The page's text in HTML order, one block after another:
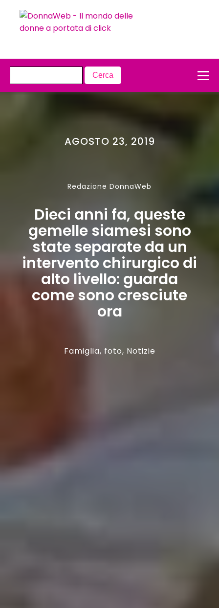
AGOSTO 23, 2019
Redazione DonnaWeb
Dieci anni fa, queste
gemelle siamesi sono
state separate da un
intervento chirurgico di
alto livello: guarda
come sono cresciute
ora
Famiglia, foto, Notizie